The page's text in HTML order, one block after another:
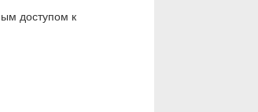
доступом к